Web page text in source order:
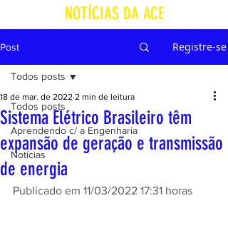
NOTÍCIAS DA ACE
Post Registre-se
Todos posts
Aprendendo c/ a Engenharia
Notícias
Todos posts
Sistema Elétrico Brasileiro têm
expansão de geração e transmissão
de energia
18 de mar. de 2022 2 min de leitura
Publicado em 11/03/2022 17:31 horas